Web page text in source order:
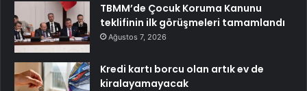
TBMM’de Çocuk Koruma Kanunu
teklifinin ilk görüşmeleri tamamlandı
Ağustos 7, 2026
Kredi kartı borcu olan artık ev de
kiralayamayacak